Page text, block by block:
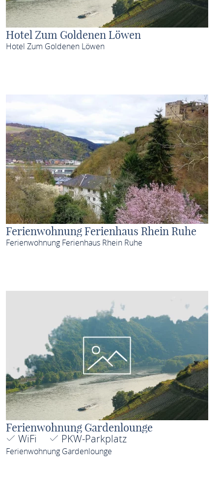
Hotel Zum Goldenen Löwen
Hotel Zum Goldenen Löwen
Ferienwohnung Ferienhaus Rhein Ruhe
Ferienwohnung Ferienhaus Rhein Ruhe
Ferienwohnung Gardenlounge
WiFi PKW-Parkplatz
Ferienwohnung Gardenlounge